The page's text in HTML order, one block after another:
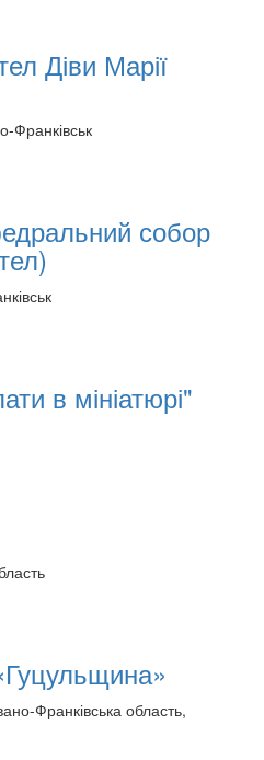
Діви Марії
Франківськ
собор
в мініатюрі"
Франківська область,